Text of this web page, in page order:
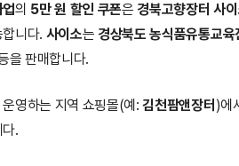
의 5만 원 할인 쿠폰은경북고향장터 사
니다. 사이소는경상북도 농식품유통교육
을 판매합니다.
영하는 지역 쇼핑몰(예:김천팜앤장터 )에
.